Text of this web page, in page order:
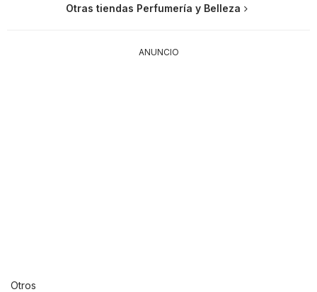
Otras tiendas Perfumería y Belleza
ANUNCIO
Otros